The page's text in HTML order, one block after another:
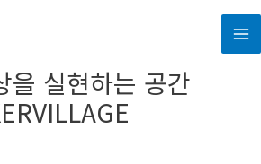
을 실현하는 공간